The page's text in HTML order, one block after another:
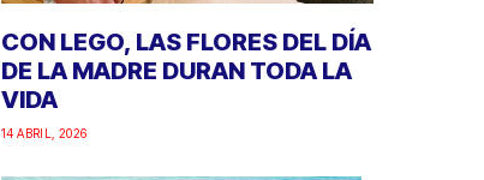
CON LEGO, LAS FLORES DEL DÍA
DE LA MADRE DURAN TODA LA
VIDA
14 ABRIL, 2026